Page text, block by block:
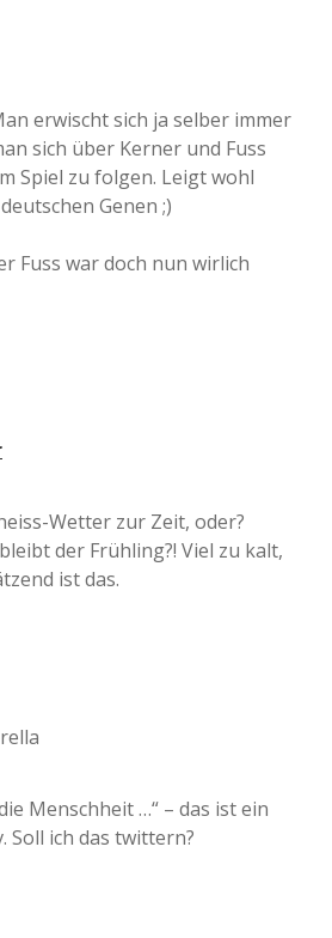
erwischt sich ja selber immer
sich über Kerner und Fuss
Spiel zu folgen. Leigt wohl
Genen ;)
Fuss war doch nun wirlich
Wetter zur Zeit, oder?
der Frühling?! Viel zu kalt,
ist das.
Menschheit …“ – das ist ein
Soll ich das twittern?